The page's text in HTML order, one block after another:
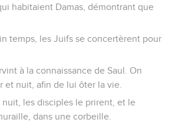
habitaient Damas, démontrant que
temps, les Juifs se concertèrent pour
à la connaissance de Saul. On
et nuit, afin de lui ôter la vie.
nuit, les disciples le prirent, et le
dans une corbeille.